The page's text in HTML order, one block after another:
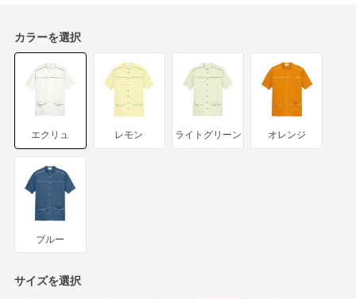
カラーを選択
エクリュ レモン ライトグリーン オレンジ
ブルー
サイズを選択